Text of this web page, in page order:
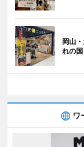
岡山
れの
ワ